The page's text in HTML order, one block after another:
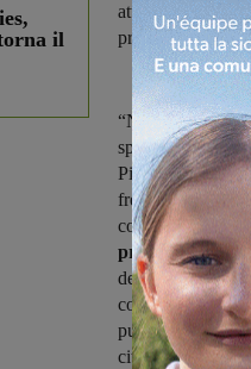
il
attenzione alle
“Non è
spettacoli
Piero.
frequentazioni
coinvolgimento:
della quale si
contemporaneo,
puòfavorire
cittadinanza che